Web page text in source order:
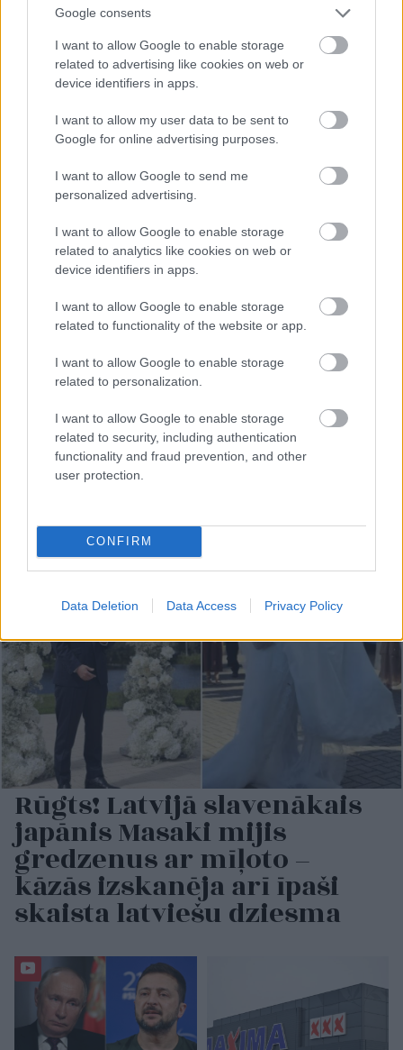
Google consents
I want to allow Google to enable storage
related to advertising like cookies on web or
device identifiers in apps.
I want to allow my user data to be sent to
Google for online advertising purposes.
I want to allow Google to send me
personalized advertising.
I want to allow Google to enable storage
related to analytics like cookies on web or
device identifiers in apps.
I want to allow Google to enable storage
related to functionality of the website or app.
I want to allow Google to enable storage
related to personalization.
I want to allow Google to enable storage
related to security, including authentication
functionality and fraud prevention, and other
user protection.
CONFIRM
Data Deletion Data Access Privacy Policy
Dombravasizteikumi
satrauc: Tehnoloģiskas
problēmas ik pa laikam var
rasties dažādās
robežšķērsošanas vietās
Pilsoņi spriež, vai
šogad vispār ir vērts iet
vēlēt: “Man ir tā
apnikusi politiskā AI
“Latvijasizlase nav par
ādas krāsu.” Latvijas
Basketbola savienības
sabiedrības šķautni
Rūgts! Latvijā slavenākais
japānis Masaki mijis
gredzenus ar mīļoto –
kāzās izskanēja arī īpaši
skaista latviešu dziesma
Atcelt Ziņot